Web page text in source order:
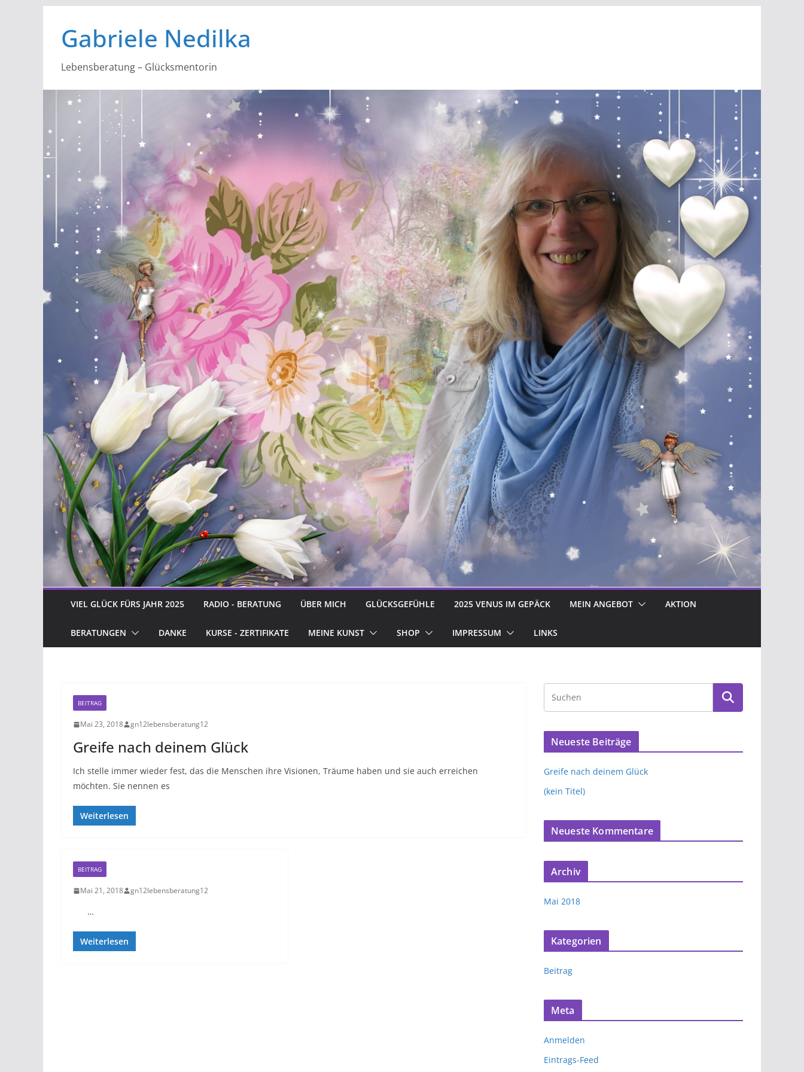
Inhalt
springen
Gabriele Nedilka
Lebensberatung – Glücksmentorin
VIEL GLÜCK FÜRS JAHR 2025 RADIO - BERATUNG ÜBER MICH GLÜCKSGEFÜHLE 2025 VENUS IM GEPÄCK MEIN ANGEBOT AKTION
BERATUNGEN DANKE KURSE - ZERTIFIKATE MEINE KUNST SHOP IMPRESSUM LINKS
BEITRAG
Mai 23, 2018 gn12lebensberatung12
Greife nach deinem Glück
Ich stelle immer wieder fest, das die Menschen ihre Visionen, Träume haben und sie auch erreichen
möchten. Sie nennen es
Weiterlesen
BEITRAG
Mai 21, 2018 gn12lebensberatung12
…
Weiterlesen
Neueste Beiträge
Greife nach deinem Glück
(kein Titel)
Neueste Kommentare
Archiv
Mai 2018
Kategorien
Beitrag
Meta
Anmelden
Eintrags-Feed